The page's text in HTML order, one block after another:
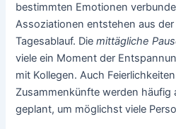
bestimmten Emotionen
Assoziationen entstehen aus
Tagesablauf. Diemittägliche
viele ein Moment der
mit Kollegen. Auch
Zusammenkünfte werden häufig
geplant, um möglichst viele